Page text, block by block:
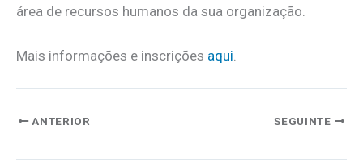
área de recursos humanos da sua organização.
Mais informações e inscrições aqui.
ANTERIOR SEGUINTE